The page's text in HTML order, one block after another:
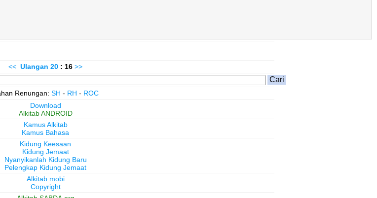
<< Ulangan 20 : 16 >>
Renungan: SH - RH - ROC
Download
Alkitab ANDROID
Kamus Alkitab
Kamus Bahasa
Kidung Keesaan
Kidung Jemaat
Nyanyikanlah Kidung Baru
Pelengkap Kidung Jemaat
Alkitab.mobi
Copyright